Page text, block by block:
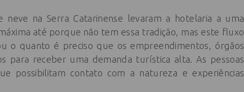
na Serra Catarinense levaram a hotelaria a uma
até porque não tem essa tradição, mas este fluxo
o quanto é preciso que os empreendimentos, órgãos
para receber uma demanda turística alta. As pessoas
possibilitam contato com a natureza e experiências